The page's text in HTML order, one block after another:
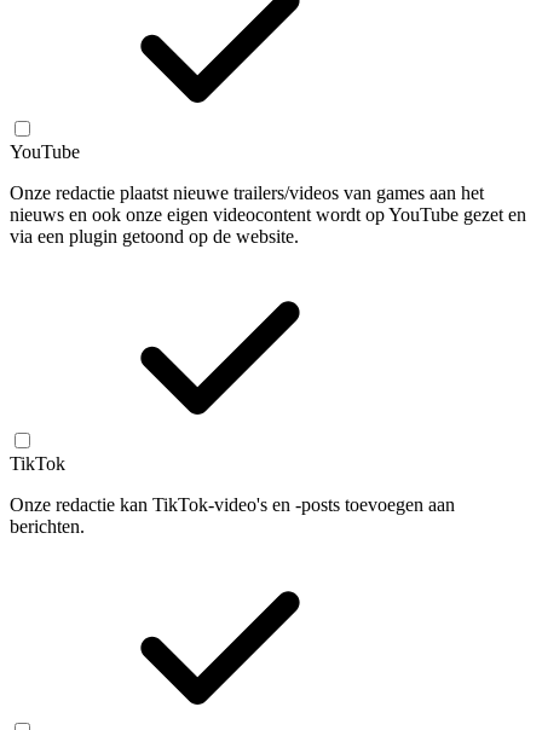
YouTube
Onze redactie plaatst nieuwe trailers/videos van games aan het
nieuws en ook onze eigen videocontent wordt op YouTube gezet en
via een plugin getoond op de website.
TikTok
Onze redactie kan TikTok-video's en -posts toevoegen aan
berichten.